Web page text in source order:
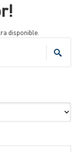
disponible.